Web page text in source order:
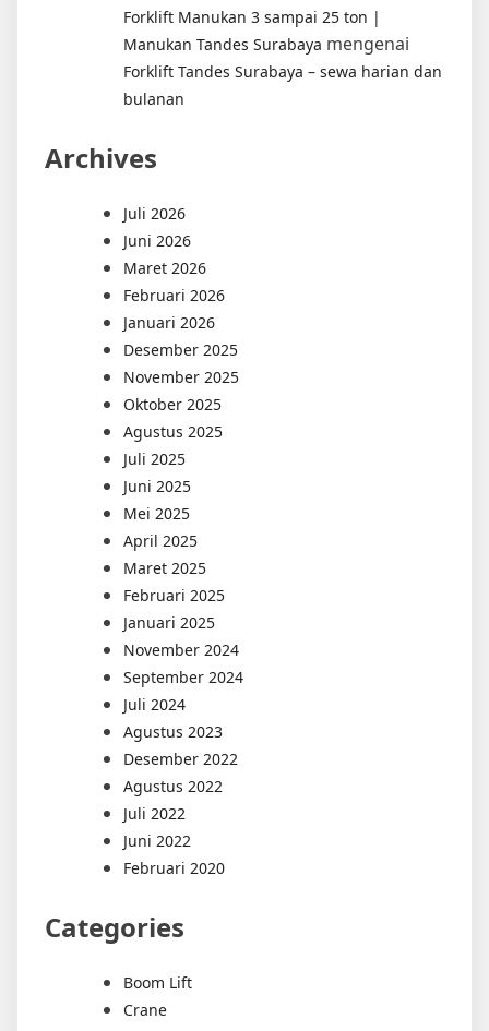
Forklift Manukan 3 sampai 25 ton |
Manukan Tandes Surabaya mengenai
Forklift Tandes Surabaya – sewa harian dan
bulanan
Archives
Juli 2026
Juni 2026
Maret 2026
Februari 2026
Januari 2026
Desember 2025
November 2025
Oktober 2025
Agustus 2025
Juli 2025
Juni 2025
Mei 2025
April 2025
Maret 2025
Februari 2025
Januari 2025
November 2024
September 2024
Juli 2024
Agustus 2023
Desember 2022
Agustus 2022
Juli 2022
Juni 2022
Februari 2020
Categories
Boom Lift
Crane